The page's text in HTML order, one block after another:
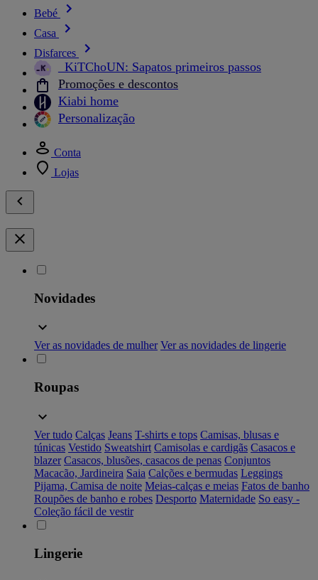
Bebé
Casa
Disfarces
_KiTChoUN: Sapatos primeiros passos
Promoções e descontos
Kiabi home
Personalização
Conta
Lojas
Novidades
Ver as novidades de mulher Ver as novidades de lingerie
Roupas
Ver tudo Calças Jeans T-shirts e tops Camisas, blusas e
túnicas Vestido Sweatshirt Camisolas e cardigãs Casacos e
blazer Casacos, blusões, casacos de penas Conjuntos
Macacão, Jardineira Saia Calções e bermudas Leggings
Pijama, Camisa de noite Meias-calças e meias Fatos de banho
Roupões de banho e robes Desporto Maternidade So easy -
Coleção fácil de vestir
Lingerie